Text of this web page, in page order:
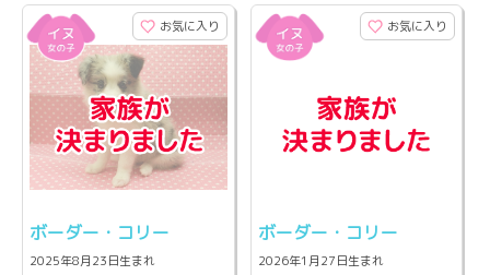
お気に入り
ボーダー・コリー
2025年8月23日生まれ
お気に入り
ボーダー・コリー
2026年1月27日生まれ